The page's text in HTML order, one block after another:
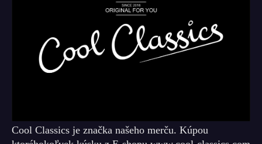
Cool Classics je značka našeho merču. Kúpou